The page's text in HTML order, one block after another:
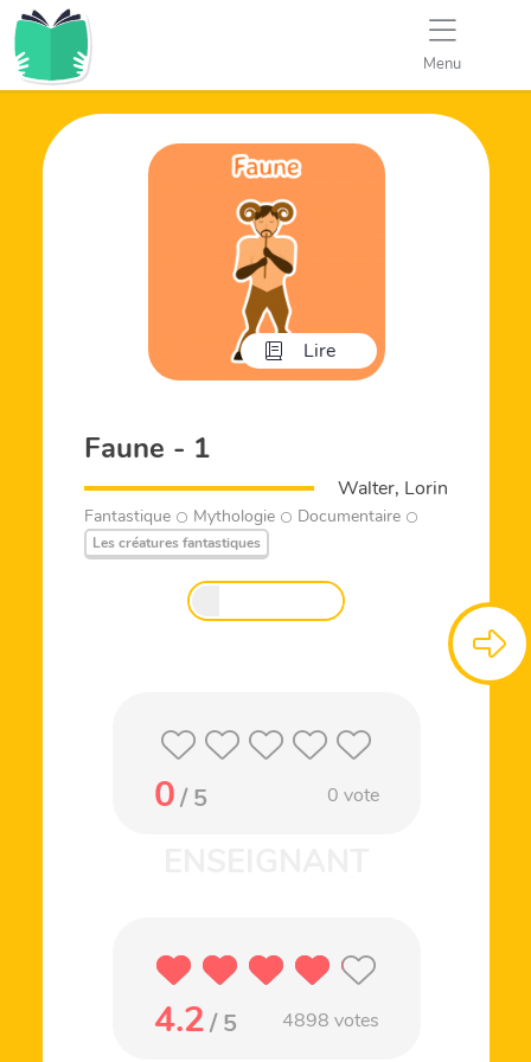
Menu
Lire
Faune - 1
Walter, Lorin
Fantastique Mythologie Documentaire
Les créatures fantastiques
0/ 5 0 vote
4.2/ 5 4898 votes